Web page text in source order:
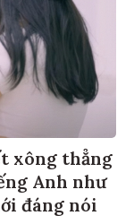
xông thẳng
Anh như
đáng nói